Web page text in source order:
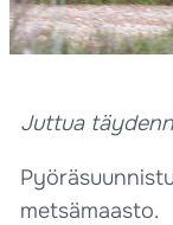
Juttua
metsämaasto.